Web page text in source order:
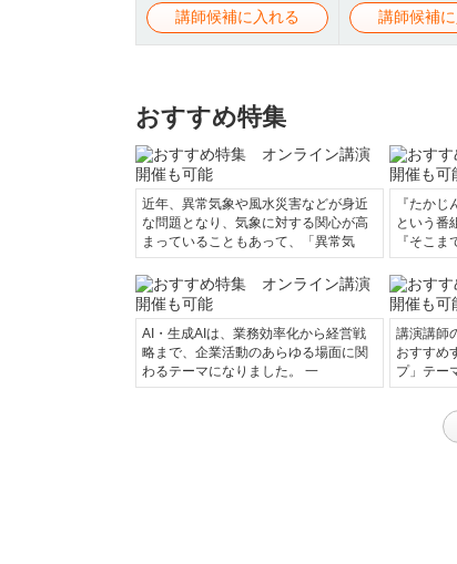
講師候補に入れる 講師候補
おすすめ特集
近年、異常気象や風水災害などが身近
な問題となり、気象に対する関心が高
まっていることもあって、「異常気
『たかじ
という番
『そこ
AI・生成AIは、業務効率化から経営戦
略まで、企業活動のあらゆる場面に関
わるテーマになりました。 一
講演講師
おすすめ
プ」テー